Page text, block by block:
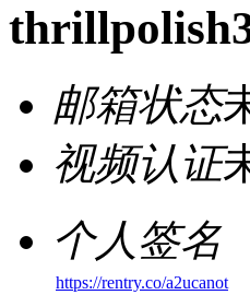
邮箱状态
视频认证
个人签名
https://rentry.co/a2ucanot